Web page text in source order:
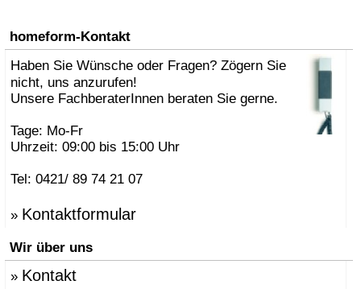
homeform-Kontakt
Haben Sie Wünsche oder Fragen? Zögern Sie
nicht, uns anzurufen!
Unsere FachberaterInnen beraten Sie gerne.
Tage: Mo-Fr
Uhrzeit: 09:00 bis 15:00 Uhr
Tel: 0421/ 89 74 21 07
» Kontaktformular
Wir über uns
» Kontakt